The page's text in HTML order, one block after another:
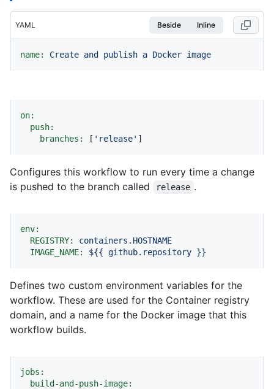
YAML Beside Inline
name: Create and publish a Docker image
on:
push:
branches:
[ 'release' ]
Configures this workflow to run every time a change
is pushed to the branch called
release .
env:
REGISTRY:
containers.HOSTNAME
IMAGE_NAME:
${{ github.repository }}
Defines two custom environment variables for the
workflow. These are used for the Container registry
domain, and a name for the Docker image that this
workflow builds.
jobs:
build-and-push-image: